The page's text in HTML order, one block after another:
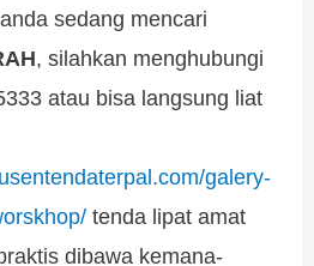
sedang mencari
, silahkan menghubungi
atau bisa langsung liat
galery-
tenda lipat amat
dibawa kemana-